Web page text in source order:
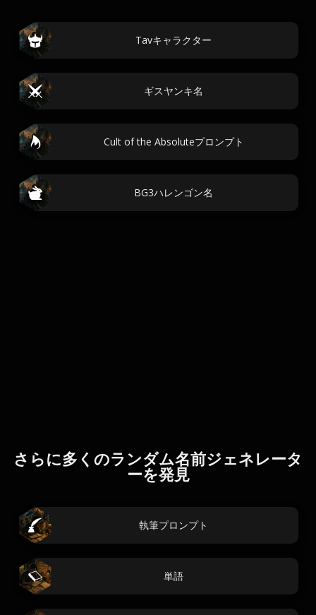
Tavキャラクター
ギスヤンキ名
Cult of the Absoluteプロンプト
BG3ハレンゴン名
さらに多くのランダム名前ジェネレータ
ーを発見
執筆プロンプト
単語